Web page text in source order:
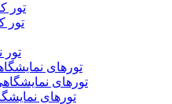
تور
تور
تور
تورهای
تورهای
تورهای